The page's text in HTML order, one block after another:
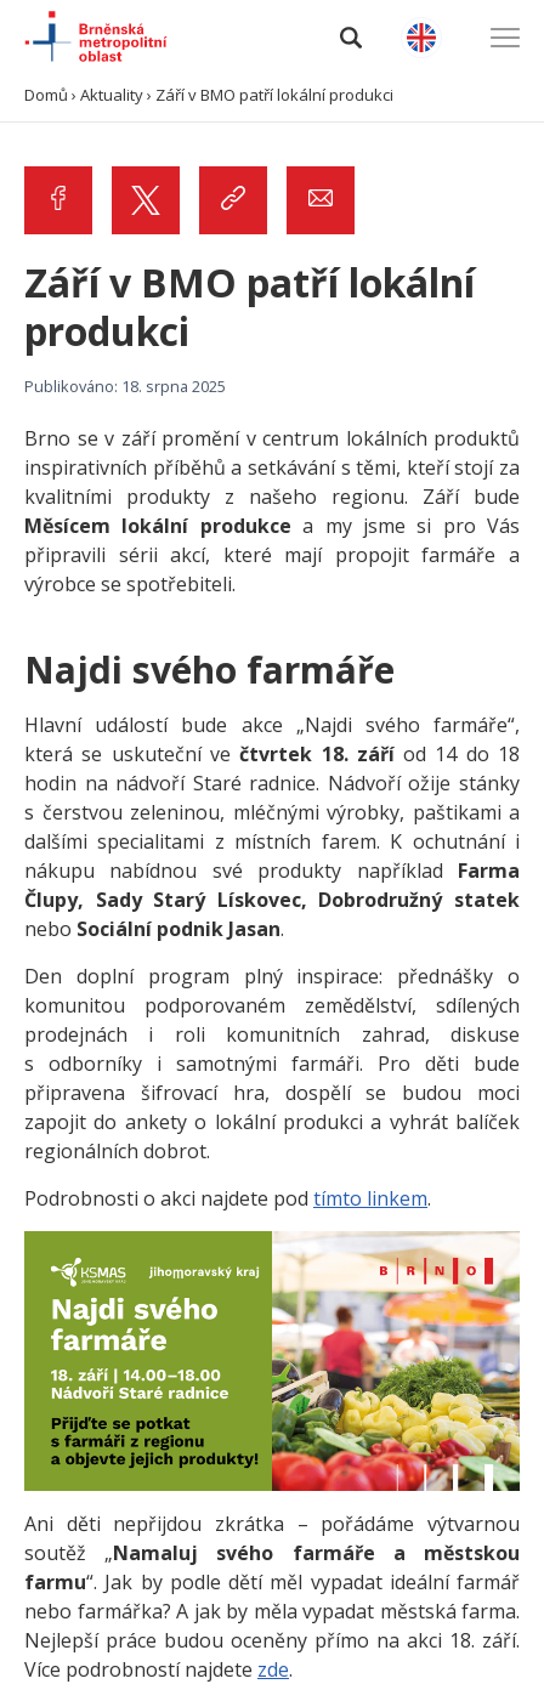
Domů › Aktuality› Září v BMO patří lokální produkci
Září v BMO patří lokální
produkci
Publikováno: 18. srpna 2025
Brno se v září promění v centrum lokálních produktů
inspirativních příběhů a setkávání s těmi, kteří stojí za
kvalitními produkty z našeho regionu. Září bude
Měsícem lokální produkce a my jsme si pro Vás
připravili sérii akcí, které mají propojit farmáře a
výrobce se spotřebiteli.
Najdi svého farmáře
Hlavní událostí bude akce „Najdi svého farmáře“,
která se uskuteční večtvrtek 18. záříod 14 do 18
hodin na nádvoří Staré radnice. Nádvoří ožije stánky
s čerstvou zeleninou, mléčnými výrobky, paštikami a
dalšími specialitami z místních farem. K ochutnání i
nákupu nabídnou své produkty například Farma
Člupy, Sady Starý Lískovec, Dobrodružný statek
nebo Sociální podnik Jasan.
Den doplní program plný inspirace: přednášky o
komunitou podporovaném zemědělství, sdílených
prodejnách i roli komunitních zahrad, diskuse
s odborníky i samotnými farmáři. Pro děti bude
připravena šifrovací hra, dospělí se budou moci
zapojit do ankety o lokální produkci a vyhrát balíček
regionálních dobrot.
Podrobnosti o akci najdete pod tímto linkem.
Ani děti nepřijdou zkrátka – pořádáme výtvarnou
soutěž „Namaluj svého farmáře a městskou
farmu“. Jak by podle dětí měl vypadat ideální farmář
nebo farmářka? A jak by měla vypadat městská farma.
Nejlepší práce budou oceněny přímo na akci 18. září.
Více podrobností najdete zde.
O BMO
Data a analýzy
Výzvy
Projekty
Spolupráce
Kontakty